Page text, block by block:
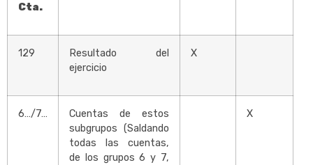
Cta.
129
Resultado del
ejercicio
X
6…/7…
Cuentas de estos
subgrupos (Saldando
todas las cuentas,
de los grupos 6 y 7,
X